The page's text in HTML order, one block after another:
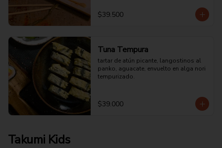
$39.500
Tuna Tempura
tartar de atún picante, langostinos al
panko, aguacate, envuelto en alga nori
tempurizado.
$39.000
Takumi Kids